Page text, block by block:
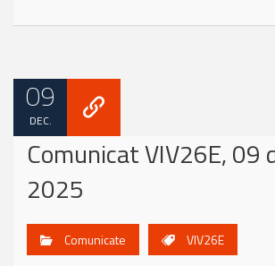
09
DEC.
Comunicat VIV26E, 09
2025
Comunicate VIV26E